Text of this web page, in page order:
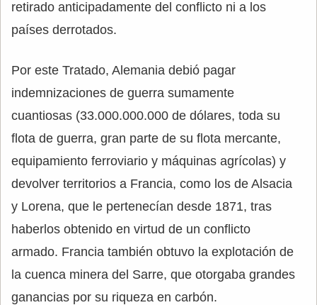
retirado anticipadamente del conflicto ni a los
países derrotados.
Por este Tratado, Alemania debió pagar
indemnizaciones de guerra sumamente
cuantiosas (33.000.000.000 de dólares, toda su
flota de guerra, gran parte de su flota mercante,
equipamiento ferroviario y máquinas agrícolas) y
devolver territorios a Francia, como los de Alsacia
y Lorena, que le pertenecían desde 1871, tras
haberlos obtenido en virtud de un conflicto
armado. Francia también obtuvo la explotación de
la cuenca minera del Sarre, que otorgaba grandes
ganancias por su riqueza en carbón.